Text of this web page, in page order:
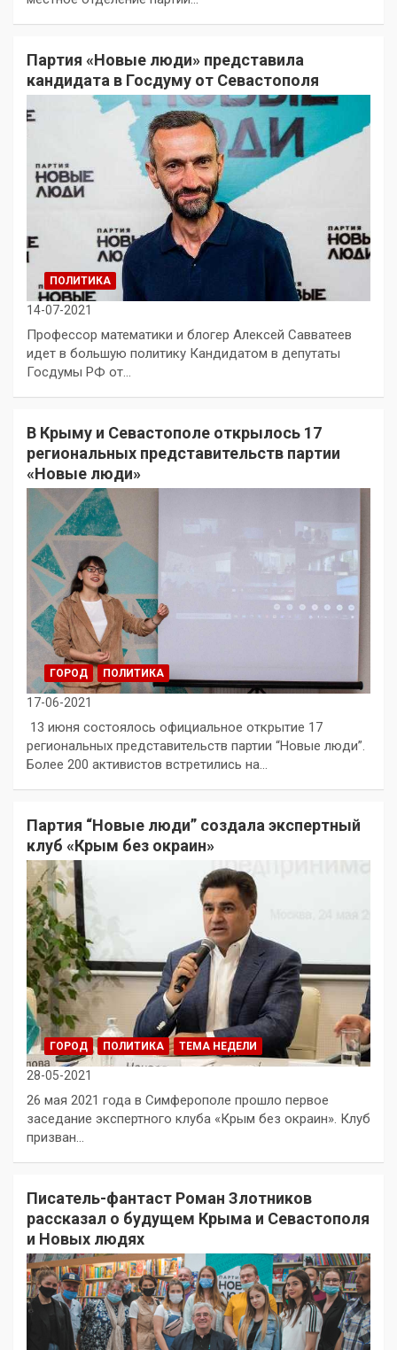
Партия «Новые люди» представила
кандидата в Госдуму от Севастополя
ПОЛИТИКА
14-07-2021
Профессор математики и блогер Алексей Савватеев
идет в большую политику Кандидатом в депутаты
Госдумы РФ от…
В Крыму и Севастополе открылось 17
региональных представительств партии
«Новые люди»
ГОРОД ПОЛИТИКА
17-06-2021
13 июня состоялось официальное открытие 17
региональных представительств партии “Новые люди”.
Более 200 активистов встретились на…
Партия “Новые люди” создала экспертный
клуб «Крым без окраин»
ГОРОД ПОЛИТИКА ТЕМА НЕДЕЛИ
28-05-2021
26 мая 2021 года в Симферополе прошло первое
заседание экспертного клуба «Крым без окраин». Клуб
призван…
Писатель-фантаст Роман Злотников
рассказал о будущем Крыма и Севастополя
и Новых людях